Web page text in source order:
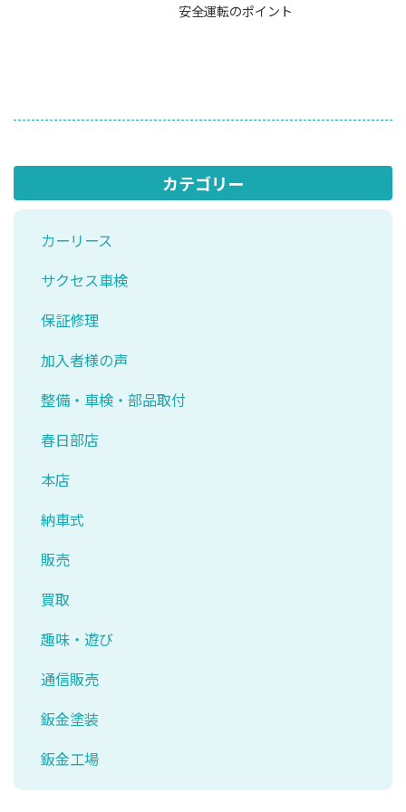
安全運転のポイント
カテゴリー
カーリース
サクセス車検
保証修理
加入者様の声
整備・車検・部品取付
春日部店
本店
納車式
販売
買取
趣味・遊び
通信販売
鈑金塗装
鈑金工場